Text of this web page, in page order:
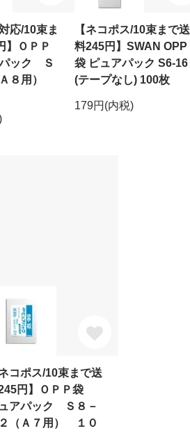
応/10束ま
】ＯＰＰ
ック Ｓ
８用）
【ネコポス/10束まで送
料245円】SWAN OPP
袋 ピュアパック S6-16
(テープなし) 100枚
179円(内税)
ネコポス/10束まで送
円】ＯＰＰ袋
アパック Ｓ８－
（Ａ７用） １０